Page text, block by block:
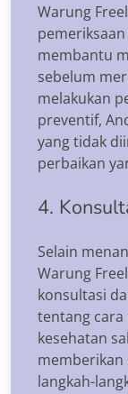
Warung
membantu
sebelum
melakukan
preventif,
yang tidak
perbaikan
4.
Selain
Warung
konsultasi
tentang cara
kesehatan
langkah-